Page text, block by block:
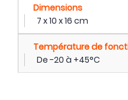
Dimensions
7 x 10 x 16 cm
Température de
De -20 à +45°C